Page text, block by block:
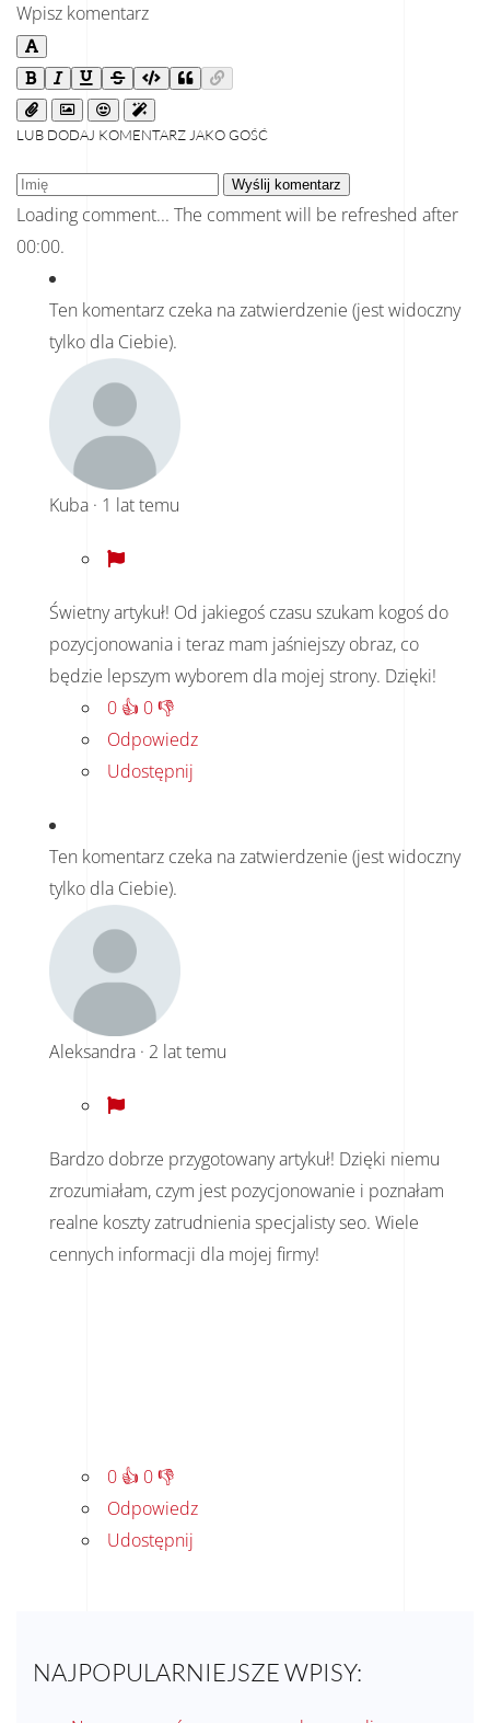
Wpisz komentarz
LUB DODAJ KOMENTARZ JAKO GOŚĆ
Wyślij komentarz
Loading comment... The comment will be refreshed after
00:00.
Ten komentarz czeka na zatwierdzenie (jest widoczny
tylko dla Ciebie).
Kuba · 1 lat temu
Świetny artykuł! Od jakiegoś czasu szukam kogoś do
pozycjonowania i teraz mam jaśniejszy obraz, co
będzie lepszym wyborem dla mojej strony. Dzięki!
0 👍 0👎
Odpowiedz
Udostępnij
Ten komentarz czeka na zatwierdzenie (jest widoczny
tylko dla Ciebie).
Aleksandra · 2 lat temu
Bardzo dobrze przygotowany artykuł! Dzięki niemu
zrozumiałam, czym jest pozycjonowanie i poznałam
realne koszty zatrudnienia specjalisty seo. Wiele
cennych informacji dla mojej firmy!
0 👍 0👎
Odpowiedz
Udostępnij
NAJPOPULARNIEJSZE WPISY: